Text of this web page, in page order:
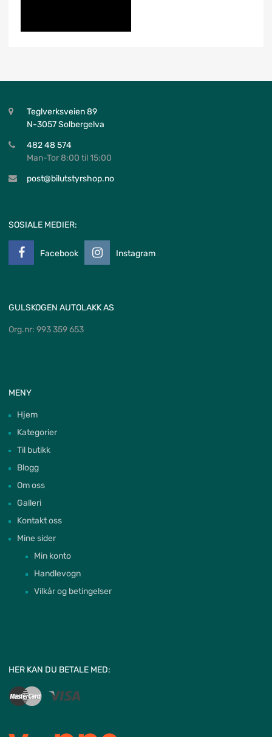
Teglverksveien 89
N-3057 Solbergelva
482 48 574
Man-Tor 8:00 til 15:00
post@bilutstyrshop.no
SOSIALE MEDIER:
Facebook Instagram
GULSKOGEN AUTOLAKK AS
Org.nr: 993 359 653
MENY
Hjem
Kategorier
Til butikk
Blogg
Om oss
Galleri
Kontakt oss
Mine sider
Min konto
Handlevogn
Vilkår og betingelser
HER KAN DU BETALE MED: